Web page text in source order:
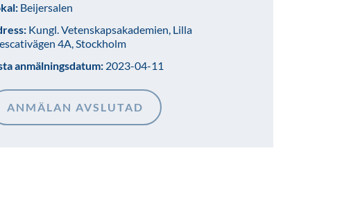
Beijersalen
Kungl. Vetenskapsakademien, Lilla
4A, Stockholm
anmälningsdatum: 2023-04-11
ANMÄLAN AVSLUTAD